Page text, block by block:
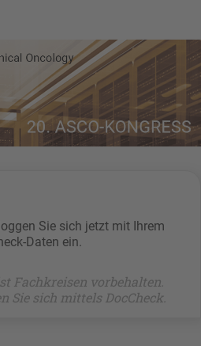
Sie sich jetzt mit Ihrem
Daten ein.
Fachkreisen vorbehalten.
Sie sich mittels DocCheck.